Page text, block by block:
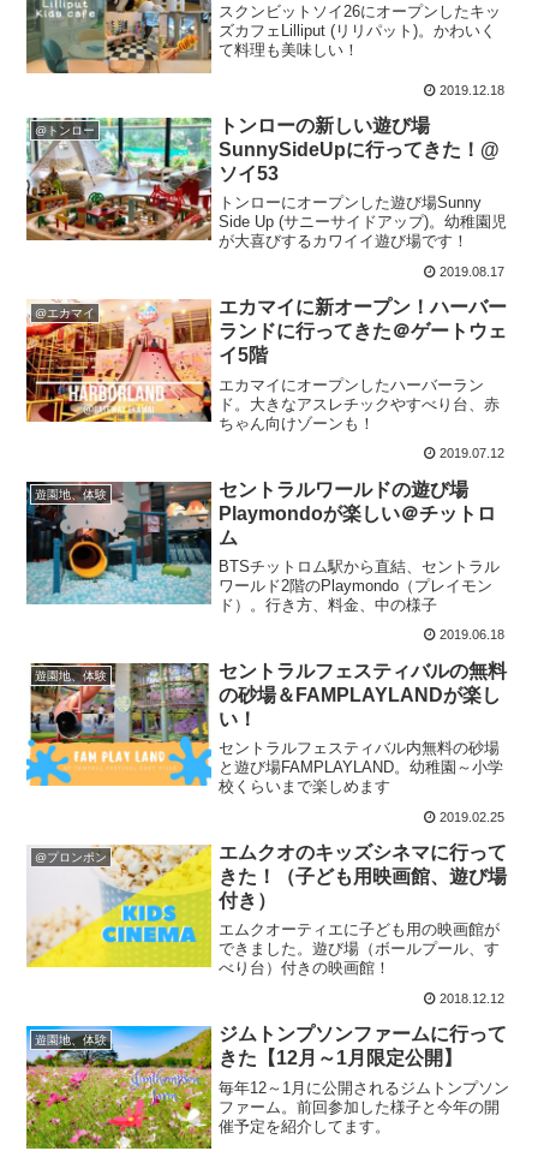
スクンビットソイ26にオープンしたキッ
ズカフェLilliput (リリパット)。かわいく
て料理も美味しい！
2019.12.18
@トンロー
トンローの新しい遊び場
SunnySideUpに行ってきた！@
ソイ53
トンローにオープンした遊び場Sunny
Side Up (サニーサイドアップ)。幼稚園児
が大喜びするカワイイ遊び場です！
2019.08.17
@エカマイ
エカマイに新オープン！ハーバー
ランドに行ってきた＠ゲートウェ
イ5階
エカマイにオープンしたハーバーラン
ド。大きなアスレチックやすべり台、赤
ちゃん向けゾーンも！
2019.07.12
遊園地、体験
セントラルワールドの遊び場
Playmondoが楽しい＠チットロ
ム
BTSチットロム駅から直結、セントラル
ワールド2階のPlaymondo（プレイモン
ド）。行き方、料金、中の様子
2019.06.18
遊園地、体験
セントラルフェスティバルの無料
の砂場＆FAMPLAYLANDが楽し
い！
セントラルフェスティバル内無料の砂場
と遊び場FAMPLAYLAND。幼稚園～小学
校くらいまで楽しめます
2019.02.25
@プロンポン
エムクオのキッズシネマに行って
きた！（子ども用映画館、遊び場
付き）
エムクオーティエに子ども用の映画館が
できました。遊び場（ボールプール、す
べり台）付きの映画館！
2018.12.12
遊園地、体験
ジムトンプソンファームに行って
きた【12月～1月限定公開】
毎年12～1月に公開されるジムトンプソン
ファーム。前回参加した様子と今年の開
催予定を紹介してます。